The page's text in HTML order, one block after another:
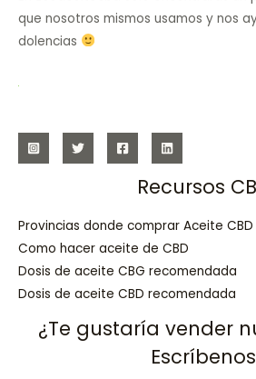
que nosotros mismos usamos y nos
dolencias
Recursos
Provincias donde comprar Aceite CBD
Como hacer aceite de CBD
Dosis de aceite CBG recomendada
Dosis de aceite CBD recomendada
¿Te gustaría vender
Escríbenos